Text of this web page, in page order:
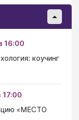
16:00
коучинг
17:00
«МЕСТО